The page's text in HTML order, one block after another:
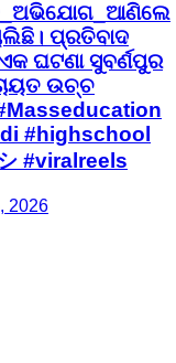
ପ୍ରତିବାଦ
ଘଟଣା ସୁବର୍ଣପୁର
ଉଚ୍ଚ
#highschool
#viralreels
2026